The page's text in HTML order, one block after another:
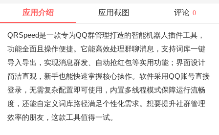
应用介绍 应用截图 评论 0
QRSpeed是一款专为QQ群管理打造的智能机器人插件工具，
功能全面且操作便捷。它能高效处理群聊消息，支持词库一键
导入导出，实现消息群发、自动抢红包等实用功能；界面设计
简洁直观，新手也能快速掌握核心操作。软件采用QQ账号直接
登录，无需复杂配置即可使用，内置多线程模式保障运行流畅
度，还能自定义词库路径满足个性化需求。想要提升社群管理
效率的朋友，这款工具值得一试。